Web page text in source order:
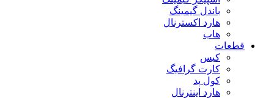
باندل گیمینگ
هارد اکسترنال
هاب
قطعات
کیس
کارت گرافیگ
کول پد
هارد اینترنال